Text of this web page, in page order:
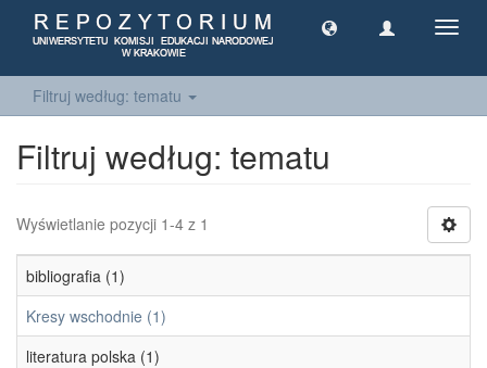
Filtruj według: tematu
Filtruj według: tematu
Wyświetlanie pozycji 1-4 z 1
bibliografia (1)
Kresy wschodnie (1)
literatura polska (1)